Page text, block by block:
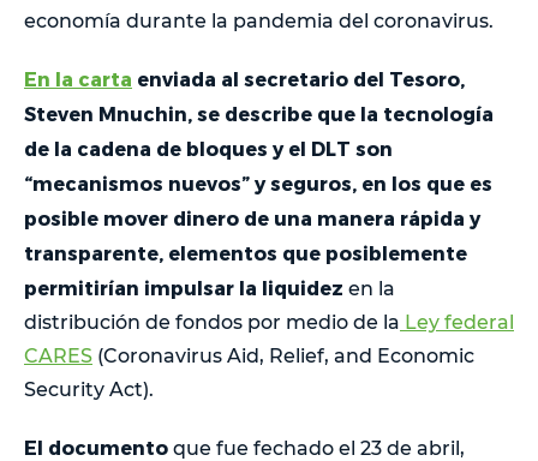
economía durante la pandemia del coronavirus.
En la carta enviada al secretario del Tesoro,
Steven Mnuchin, se describe que la tecnología
de la cadena de bloques y el DLT son
“mecanismos nuevos” y seguros, en los que es
posible mover dinero de una manera rápida y
transparente, elementos que posiblemente
permitirían impulsar la liquidez en la
distribución de fondos por medio de la Ley federal
CARES (Coronavirus Aid, Relief, and Economic
Security Act).
El documento que fue fechado el 23 de abril,